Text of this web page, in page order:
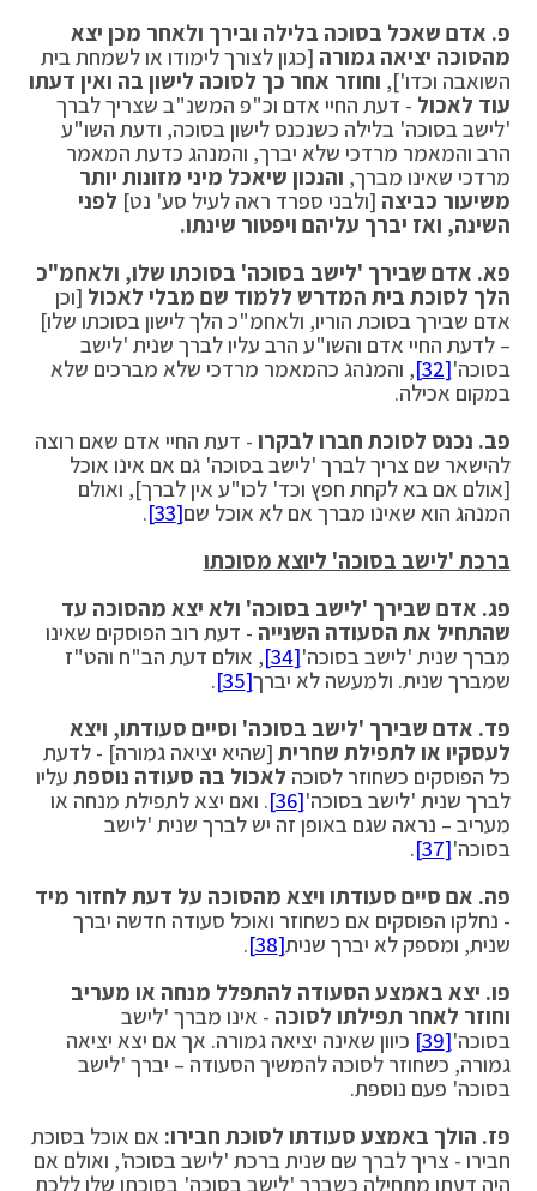
פ. אדם שאכל בסוכה בלילה ובירך ולאחר מכן יצא
מהסוכה יציאה גמורה [כגון לצורך לימודו או לשמחת בית
השואבה וכדו'], וחוזר אחר כך לסוכה לישון בה ואין דעתו
עוד לאכול - דעת החיי אדם וכ"פ המשנ"ב שצריך לברך
'לישב בסוכה' בלילה כשנכנס לישון בסוכה, ודעת השו"ע
הרב והמאמר מרדכי שלא יברך, והמנהג כדעת המאמר
מרדכי שאינו מברך, והנכון שיאכל מיני מזונות יותר
משיעור כביצה [ולבני ספרד ראה לעיל סע' נט] לפני
השינה, ואז יברך עליהם ויפטור שינתו.
פא. אדם שבירך 'לישב בסוכה' בסוכתו שלו, ולאחמ"כ
הלך לסוכת בית המדרש ללמוד שם מבלי לאכול [וכן
אדם שבירך בסוכת הוריו, ולאחמ"כ הלך לישון בסוכתו שלו]
– לדעת החיי אדם והשו"ע הרב עליו לברך שנית 'לישב
בסוכה'[32]
, והמנהג כהמאמר מרדכי שלא מברכים שלא
במקום אכילה.
פב. נכנס לסוכת חברו לבקרו - דעת החיי אדם שאם רוצה
להישאר שם צריך לברך 'לישב בסוכה' גם אם אינו אוכל
[אולם אם בא לקחת חפץ וכד' לכו"ע אין לברך], ואולם
המנהג הוא שאינו מברך אם לא אוכל שם[33]
.
ברכת 'לישב בסוכה' ליוצא מסוכתו
פג. אדם שבירך 'לישב בסוכה' ולא יצא מהסוכה עד
שהתחיל את הסעודה השנייה - דעת רוב הפוסקים שאינו
מברך שנית 'לישב בסוכה'[34]
, אולם דעת הב"ח והט"ז
שמברך שנית. ולמעשה לא יברך[35]
.
פד. אדם שבירך 'לישב בסוכה' וסיים סעודתו, ויצא
לעסקיו או לתפילת שחרית [שהיא יציאה גמורה] - לדעת
כל הפוסקים כשחוזר לסוכה לאכול בה סעודה נוספת עליו
לברך שנית 'לישב בסוכה'[36]
. ואם יצא לתפילת מנחה או
מעריב – נראה שגם באופן זה יש לברך שנית 'לישב
בסוכה'[37]
.
פה. אם סיים סעודתו ויצא מהסוכה על דעת לחזור מיד
- נחלקו הפוסקים אם כשחוזר ואוכל סעודה חדשה יברך
שנית, ומספק לא יברך שנית[38]
.
פו. יצא באמצע הסעודה להתפלל מנחה או מעריב
וחוזר לאחר תפילתו לסוכה - אינו מברך 'לישב
בסוכה'[39]
כיוון שאינה יציאה גמורה. אך אם יצא יציאה
גמורה, כשחוזר לסוכה להמשיך הסעודה – יברך 'לישב
בסוכה' פעם נוספת.
פז. הולך באמצע סעודתו לסוכת חבירו: אם אוכל בסוכת
חבירו - צריך לברך שם שנית ברכת 'לישב בסוכה', ואולם אם
היה דעתו מתחילה כשברך 'לישב בסוכה' בסוכתו שלו ללכת